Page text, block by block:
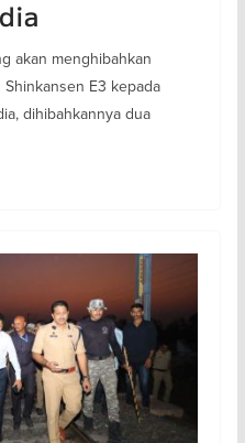
akan menghibahkan
E3 kepada
dihibahkannya dua